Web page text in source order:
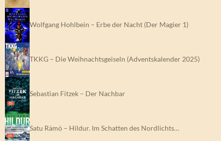
Wolfgang Hohlbein – Erbe der Nacht (Der Magier 1)
TKKG – Die Weihnachtsgeiseln (Adventskalender 2025)
Sebastian Fitzek – Der Nachbar
Satu Rämö – Hildur. Im Schatten des Nordlichts…